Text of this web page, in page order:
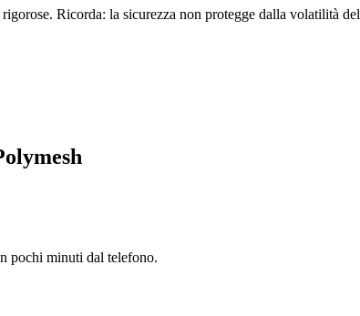
Ricorda: la sicurezza non protegge dalla volatilità
pochi minuti dal telefono.